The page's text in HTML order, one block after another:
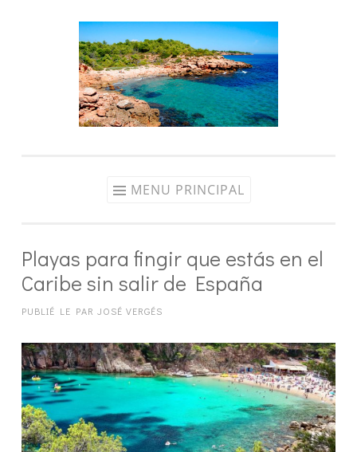
MENU PRINCIPAL
Playas para fingir que estás en el
Caribe sin salir de España
PUBLIÉ LE PAR JOSÉ VERGÉS